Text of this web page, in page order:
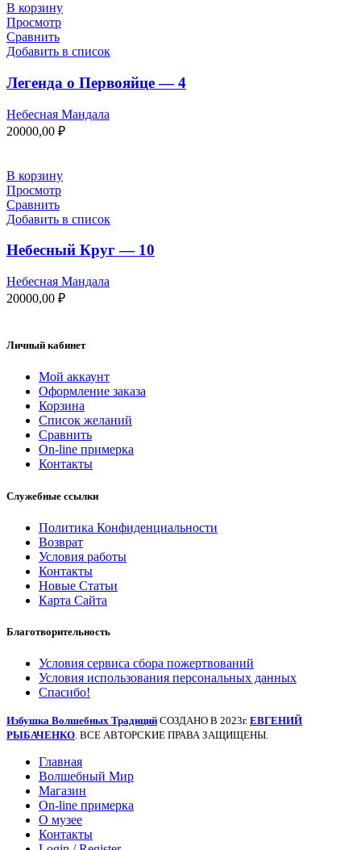
В корзину
Просмотр
Сравнить
Добавить в список
Легенда о Первояйце — 4
Небесная Мандала
20000,00 ₽
В корзину
Просмотр
Сравнить
Добавить в список
Небесный Круг — 10
Небесная Мандала
20000,00 ₽
Личный кабинет
Мой аккаунт
Оформление заказа
Корзина
Список желаний
Сравнить
On-line примерка
Контакты
Служебные ссылки
Политика Конфиденциальности
Возврат
Условия работы
Контакты
Новые Статьи
Карта Сайта
Благотворительность
Условия сервиса сбора пожертвований
Условия использования персональных данных
Спасибо!
Избушка Волшебных Традиций СОЗДАНО В 2023г. ЕВГЕНИЙ
РЫБАЧЕНКО. ВСЕ АВТОРСКИЕ ПРАВА ЗАЩИЩЕНЫ.
Главная
Волшебный Мир
Магазин
On-line примерка
О музее
Контакты